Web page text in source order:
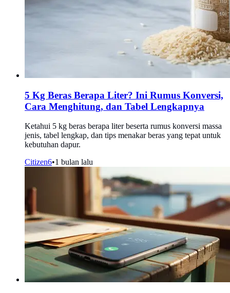
5 Kg Beras Berapa Liter? Ini Rumus Konversi,
Cara Menghitung, dan Tabel Lengkapnya
Ketahui 5 kg beras berapa liter beserta rumus konversi massa
jenis, tabel lengkap, dan tips menakar beras yang tepat untuk
kebutuhan dapur.
Citizen6•1 bulan lalu